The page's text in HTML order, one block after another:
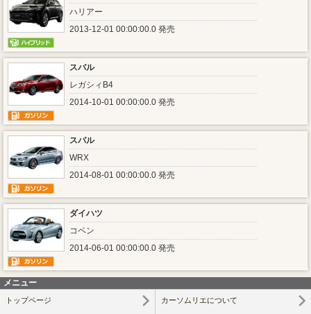
ハリアー
2013-12-01 00:00:00.0 発売
スバル
レガシィB4
2014-10-01 00:00:00.0 発売
スバル
WRX
2014-08-01 00:00:00.0 発売
ダイハツ
コペン
2014-06-01 00:00:00.0 発売
メニュー
トップページ カーソムリエについて